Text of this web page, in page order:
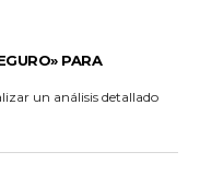
PARA